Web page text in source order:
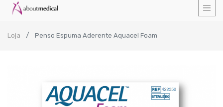
Loja Penso Espuma Aderente Aquacel Foam